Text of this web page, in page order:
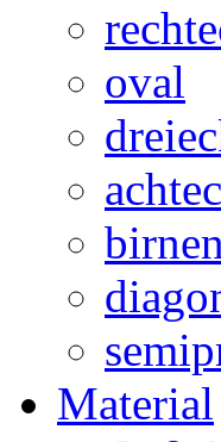
oval
Material